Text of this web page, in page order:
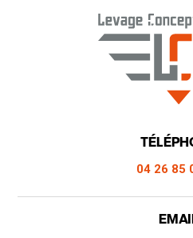
04 26 85